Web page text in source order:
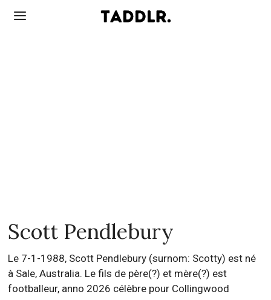
Scott Pendlebury
Le 7-1-1988, Scott Pendlebury (surnom: Scotty) est né
à Sale, Australia. Le fils de père(?) et mère(?) est
footballeur, anno 2026 célèbre pour Collingwood